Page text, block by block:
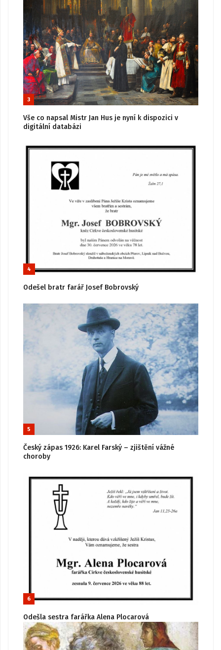
3
Vše co napsal Mistr Jan Hus je nyní k dispozici v
digitální databázi
4
Odešel bratr farář Josef Bobrovský
5
Český zápas 1926: Karel Farský – zjištění vážné
choroby
6
Odešla sestra farářka Alena Plocarová